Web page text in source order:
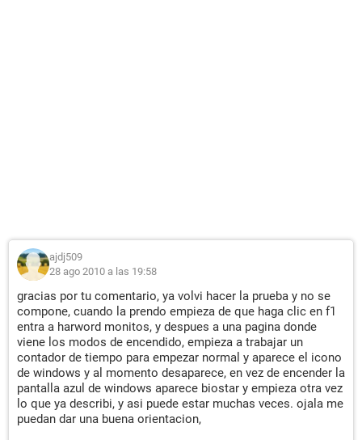
ajdj509
28 ago 2010 a las 19:58
gracias por tu comentario, ya volvi hacer la prueba y no se
compone, cuando la prendo empieza de que haga clic en f1
entra a harword monitos, y despues a una pagina donde
viene los modos de encendido, empieza a trabajar un
contador de tiempo para empezar normal y aparece el icono
de windows y al momento desaparece, en vez de encender la
pantalla azul de windows aparece biostar y empieza otra vez
lo que ya describi, y asi puede estar muchas veces. ojala me
puedan dar una buena orientacion,